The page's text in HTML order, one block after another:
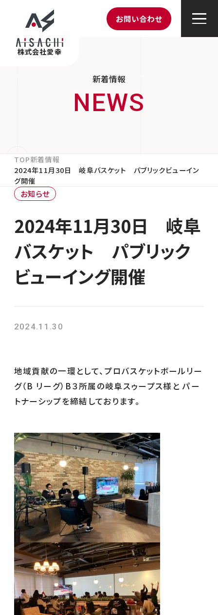
株式会社愛幸
お問い合わせ
新着情報
TOP新着情報
2024年11月30日 岐阜バスケット パブリックビューイン
グ開催
お知らせ
2024年11月30日 岐阜
バスケット パブリック
ビューイング開催
2024.11.30
地域貢献の一環として、プロバスケットボールリー
グ（B リーグ）B３所属の岐阜スゥープス様と パー
トナーシップを締結しております。